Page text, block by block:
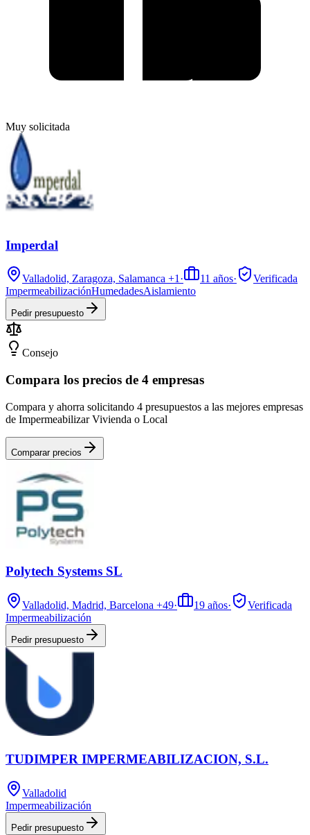
Muy solicitada
Imperdal
Valladolid, Zaragoza, Salamanca +1 · 11 años·
Verificada
ImpermeabilizaciónHumedadesAislamiento
Pedir presupuesto
Consejo
Compara los precios de 4 empresas
Compara y ahorra solicitando 4 presupuestos a las mejores empresas
de Impermeabilizar Vivienda o Local
Comparar precios
Polytech Systems SL
Valladolid, Madrid, Barcelona +49· 19 años·
Verificada
Impermeabilización
Pedir presupuesto
TUDIMPER IMPERMEABILIZACION, S.L.
Valladolid
Impermeabilización
Pedir presupuesto